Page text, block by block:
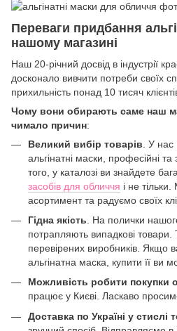
Переваги придбання
нашому магазині
Наш 20-річний досвід в індустрії
досконало вивчити потреби своїх
прихильність понад 10 тисяч
Чому вони обирають саме наш
чимало причин:
Великий вибір товарів . У
альгінатні маски, професійні та
того, у каталозі ви знайдете
засобів для обличчя і не
асортимент та радуємо своїх
Гідна якість . На полички
потрапляють випадкові товари.
перевірених виробників. Якщо
альгінатна маска, купити її ви
Можливість робити покупки
працює у Києві. Ласкаво
Доставка по Україні у стислі